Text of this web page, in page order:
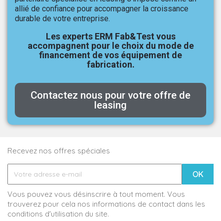
allié de confiance pour accompagner la croissance
durable de votre entreprise.
Les experts ERM Fab&Test vous
accompagnent pour le choix du mode de
financement de vos équipement de
fabrication.
Contactez nous pour votre offre de
leasing
Recevez nos offres spéciales
Vous pouvez vous désinscrire à tout moment. Vous
trouverez pour cela nos informations de contact dans les
conditions d'utilisation du site.